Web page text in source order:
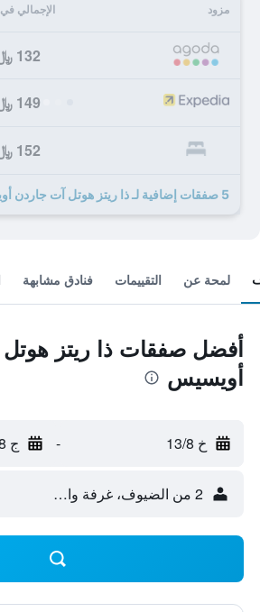
مزود الإجمالي في
132 ﷼
149 ﷼
152 ﷼
5 صفقات إضافية لـ ذا ريتز هوتل آت جاردن أويسيس
لمحة عن التقييمات فنادق مشابهة
أفضل صفقات ذا ريتز
أويسيس
خ 13/8 - ج 14/8
2 من الضيوف، غرفة واحدة